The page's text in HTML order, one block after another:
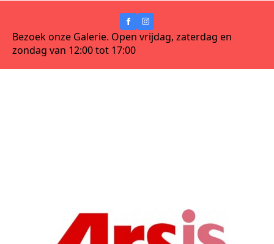
Bezoek onze Galerie. Open vrijdag, zaterdag en
zondag van 12:00 tot 17:00